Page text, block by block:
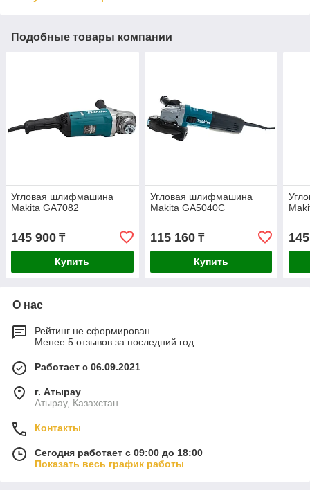
Подобные товары компании
Угловая шлифмашина
Makita GA7082
145 900 ₸
Купить
Угловая шлифмашина
Makita GA5040C
115 160₸
Купить
О нас
Рейтинг не сформирован
Менее 5 отзывов за последний год
Работает с 06.09.2021
г. Атырау
Атырау, Казахстан
Контакты
Сегодня работает с 09:00 до 18:00
Показать весь график работы